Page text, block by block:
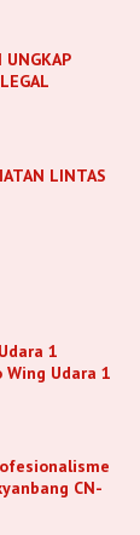
UNGKAP
LINTAS
1
Udara 1
CN-